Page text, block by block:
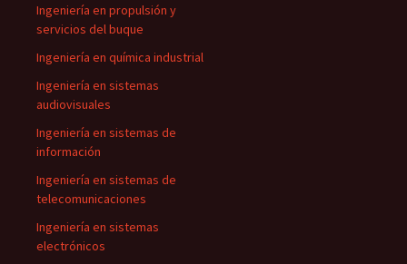
Ingeniería en propulsión y
servicios del buque
Ingeniería en química industrial
Ingeniería en sistemas
audiovisuales
Ingeniería en sistemas de
información
Ingeniería en sistemas de
telecomunicaciones
Ingeniería en sistemas
electrónicos